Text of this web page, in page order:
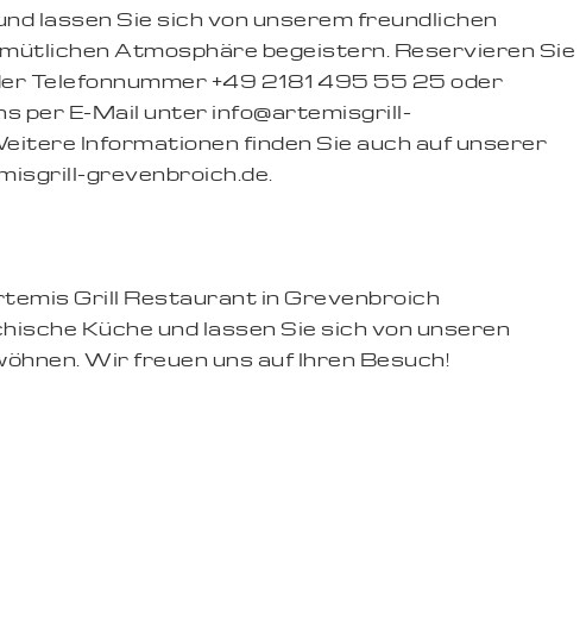
lassen Sie sich von unserem freundlichen
Atmosphäre begeistern. Reservieren Sie
Telefonnummer +49 2181 495 55 25 oder
per E-Mail unter info@artemisgrill-
Informationen finden Sie auch auf unserer
grevenbroich.de.
Grill Restaurant in Grevenbroich
Küche und lassen Sie sich von unseren
Wir freuen uns auf Ihren Besuch!